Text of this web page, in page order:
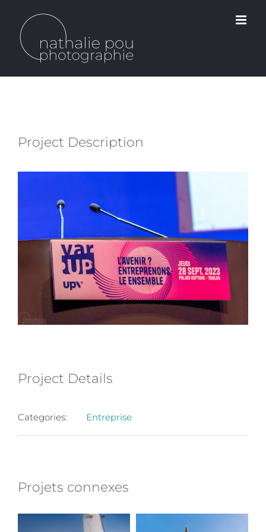
contenu
Project Description
Project Details
Categories: Entreprise
Projets connexes